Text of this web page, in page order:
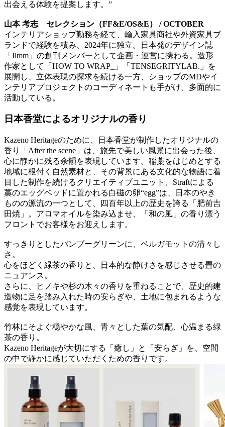
出会える体験を提案します。”
山本 考志 セレクション（FF&E/OS&E） / OCTOBER
インテリアショップ勤務を経て、輸入家具商社や外資家具ブ
ランドで経験を積み、2024年に独立。日本発のデザイン誌
「Ilmm」の創刊メンバーとして企画・運営に携わる。造形
作家として「HOW TO WRAP_」「TENSEGRITYLAB.」を
展開し、立体表現の探求を続ける一方、ショップのMDやイ
ンテリアプロジェクトのコーディネートも手がけ、多面的に
活動している。
日本香堂によるオリジナルの香り
Kazeno Heritageのために、日本香堂が制作したオリジナルの
香り「After the scene」は、旅先で美しい風景に出会った後、
心に静かに残る余韻を表現しています。稲藁をはじめとする
地域に根付く自然素材と、その背景にある文化的な物語に着
目した制作を続けるクリエイティブユニット、Straftによる
藁のエッグベッドに置かれる白磁の卵“egg”は、日本のやき
ものの源流の一つとして、四百年以上の歴史を誇る「肥前吉
田焼」。アロマオイルを染み込ませ、「和の風」の香り漂う
フロントでお客様をお迎えします。
すっきりとしたバンブーグリーンに、ベルガモットの清々し
さ。
心をほどく緑茶の香りと、日本的な静けさを感じさせる畳の
ニュアンス。
さらに、ヒノキや杉の木々の香りを重ねることで、歴史的建
造物に足を踏み入れた時の安らぎや、土地に包まれるような
感覚を表現しています。
竹林にそよぐ穏やかな風、青々とした葉の気配、心温まる緑
茶の香り。
Kazeno Heritageが大切にする「癒し」と「安らぎ」を、空間
の中で静かに感じていただくための香りです。